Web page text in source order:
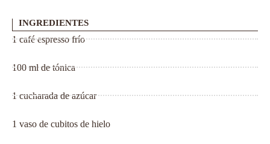
INGREDIENTES
1 café espresso frío
100 ml de tónica
1 cucharada de azúcar
1 vaso de cubitos de hielo